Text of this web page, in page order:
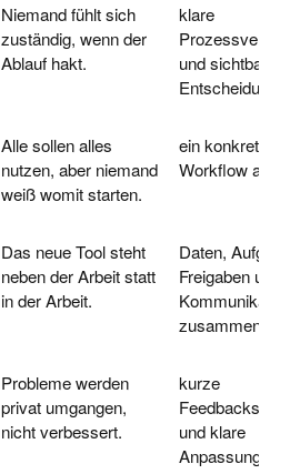
Niemand fühlt sich
zuständig, wenn der
Ablauf hakt.
klare
und sichtbare
Alle sollen alles
nutzen, aber niemand
weiß womit starten.
ein konkreter
Workflow als
Das neue Tool steht
neben der Arbeit statt
in der Arbeit.
Daten,
Freigaben und
Probleme werden
privat umgangen,
nicht verbessert.
kurze
und klare
Anpassungen